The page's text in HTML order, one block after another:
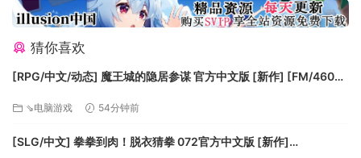
猜你喜欢
[RPG/中文/动态] 魔王城的隐居参谋 官方中文版 [新作] [FM/460M/
⇘电脑游戏 54分钟前
[SLG/中文] 拳拳到肉！脱衣猜拳 072官方中文版 [新作]